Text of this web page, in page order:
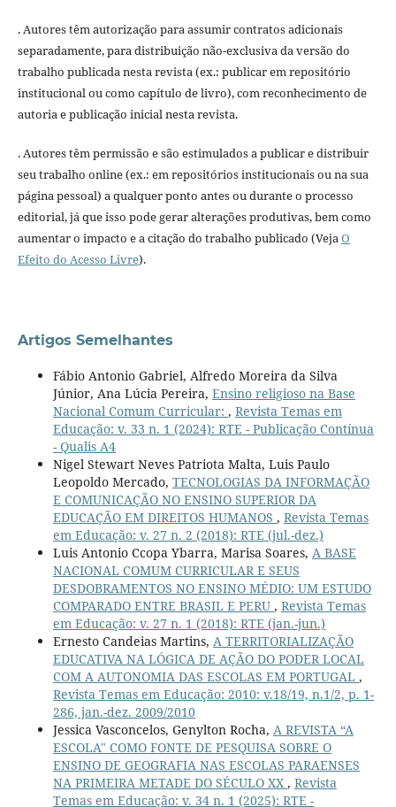
. Autores têm autorização para assumir contratos adicionais
separadamente, para distribuição não-exclusiva da versão do
trabalho publicada nesta revista (ex.: publicar em repositório
institucional ou como capítulo de livro), com reconhecimento de
autoria e publicação inicial nesta revista.
. Autores têm permissão e são estimulados a publicar e distribuir
seu trabalho online (ex.: em repositórios institucionais ou na sua
página pessoal) a qualquer ponto antes ou durante o processo
editorial, já que isso pode gerar alterações produtivas, bem como
aumentar o impacto e a citação do trabalho publicado (VejaO
Efeito do Acesso Livre).
Artigos Semelhantes
Fábio Antonio Gabriel, Alfredo Moreira da Silva
Júnior, Ana Lúcia Pereira, Ensino religioso na Base
Nacional Comum Curricular: , Revista Temas em
Educação: v. 33 n. 1 (2024): RTE - Publicação Contínua
- Qualis A4
Nigel Stewart Neves Patriota Malta, Luis Paulo
Leopoldo Mercado, TECNOLOGIAS DA INFORMAÇÃO
E COMUNICAÇÃO NO ENSINO SUPERIOR DA
EDUCAÇÃO EM DIREITOS HUMANOS , Revista Temas
em Educação: v. 27 n. 2 (2018): RTE (jul.-dez.)
Luis Antonio Ccopa Ybarra, Marisa Soares, A BASE
NACIONAL COMUM CURRICULAR E SEUS
DESDOBRAMENTOS NO ENSINO MÉDIO: UM ESTUDO
COMPARADO ENTRE BRASIL E PERU , Revista Temas
em Educação: v. 27 n. 1 (2018): RTE (jan.-jun.)
Ernesto Candeias Martins, A TERRITORIALIZAÇÃO
EDUCATIVA NA LÓGICA DE AÇÃO DO PODER LOCAL
COM A AUTONOMIA DAS ESCOLAS EM PORTUGAL ,
Revista Temas em Educação: 2010: v.18/19, n.1/2, p. 1-
286, jan.-dez. 2009/2010
Jessica Vasconcelos, Genylton Rocha, A REVISTA “A
ESCOLA" COMO FONTE DE PESQUISA SOBRE O
ENSINO DE GEOGRAFIA NAS ESCOLAS PARAENSES
NA PRIMEIRA METADE DO SÉCULO XX , Revista
Temas em Educação: v. 34 n. 1 (2025): RTE -